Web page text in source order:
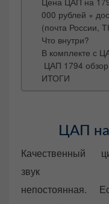
000 рублей +
(почта России,
Что внутри?
В комплекте с
ЦАП 1794 обзор
ИТОГИ
ЦАП
Качественный
звук
непостоянная.